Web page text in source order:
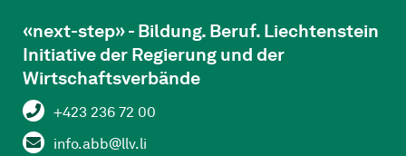
«next-step» - Bildung. Beruf. Liechtenstein
Initiative der Regierung und der
Wirtschaftsverbände
+423 236 72 00
info.abb@llv.li